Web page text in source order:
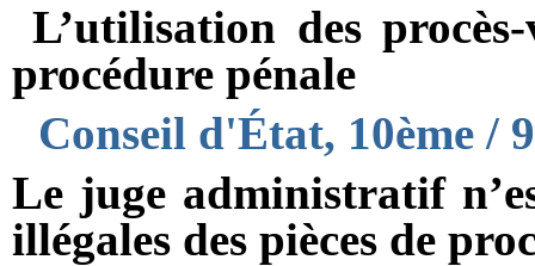
L’utilisation des
procédure pénale
Conseil d'État, 10ème /
Le juge administratif
illégales des pièces de